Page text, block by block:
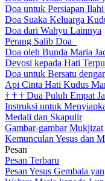
Doa untuk Persiapan
Doa Suaka Keluarga
Doa dari Wahyu Lainnya
Perang Salib Doa
Doa oleh Bunda Maria
Devosi kepada Hati
Doa untuk Bersatu
Api Cinta Hati Kudus
† † † Dua Puluh Empat
Instruksi untuk
Medali dan Skapulir
Gambar-gambar Mukjizat
Kemunculan Yesus dan
Pesan
Pesan Terbaru
Pesan Yesus Gembala